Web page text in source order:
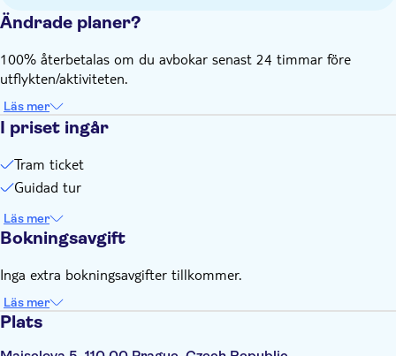
Ändrade planer?
100% återbetalas om du avbokar senast 24 timmar före
utflykten/aktiviteten.
Läs mer
I priset ingår
Tram ticket
Guidad tur
Läs mer
Bokningsavgift
Inga extra bokningsavgifter tillkommer.
Läs mer
Plats